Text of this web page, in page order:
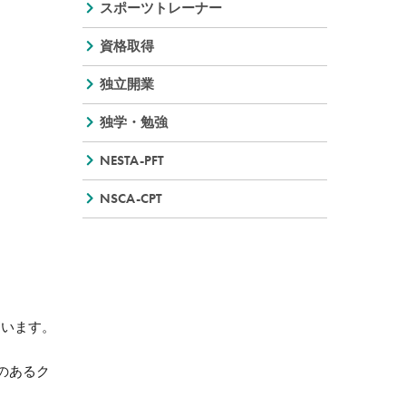
ます。
あるク
スポーツトレーナー
資格取得
独立開業
独学・勉強
NESTA-PFT
NSCA-CPT